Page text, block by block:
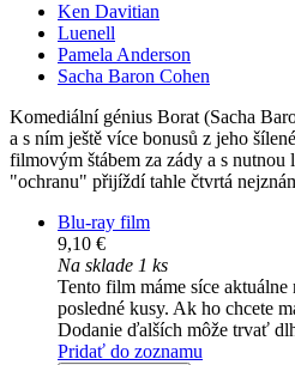
Ken Davitian
Luenell
Pamela Anderson
Sacha Baron Cohen
Komediální génius Borat (Sacha
a s ním ještě více bonusů z jeho
filmovým štábem za zády a s nutnou
"ochranu" přijíždí tahle čtvrtá
Blu-ray film
9,10 €
Na sklade 1 ks
Tento film máme síce aktuálne
posledné kusy. Ak ho chcete
Dodanie ďalších môže trvať
Pridať do zoznamu